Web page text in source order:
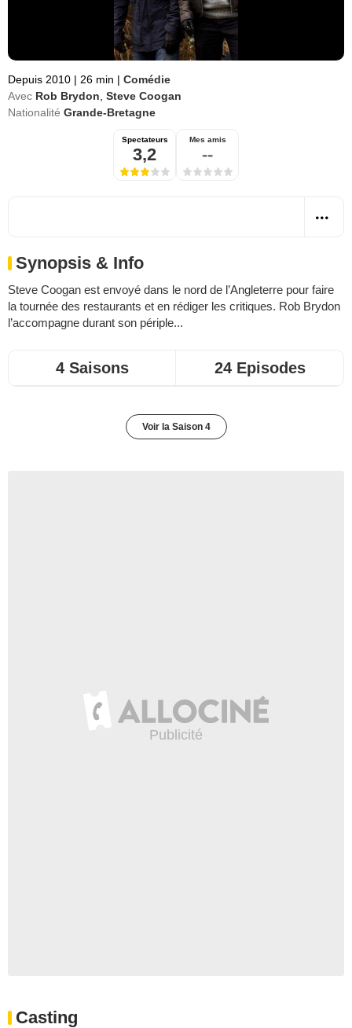
Depuis 2010 | 26 min | Comédie
Avec Rob Brydon Steve Coogan
Nationalité Grande-Bretagne
Spectateurs
3,2
Mes amis
--
Synopsis & Info
Steve Coogan est envoyé dans le nord de l’Angleterre pour faire
la tournée des restaurants et en rédiger les critiques. Rob Brydon
l’accompagne durant son périple...
4 Saisons 24 Episodes
Voir la Saison 4
Casting